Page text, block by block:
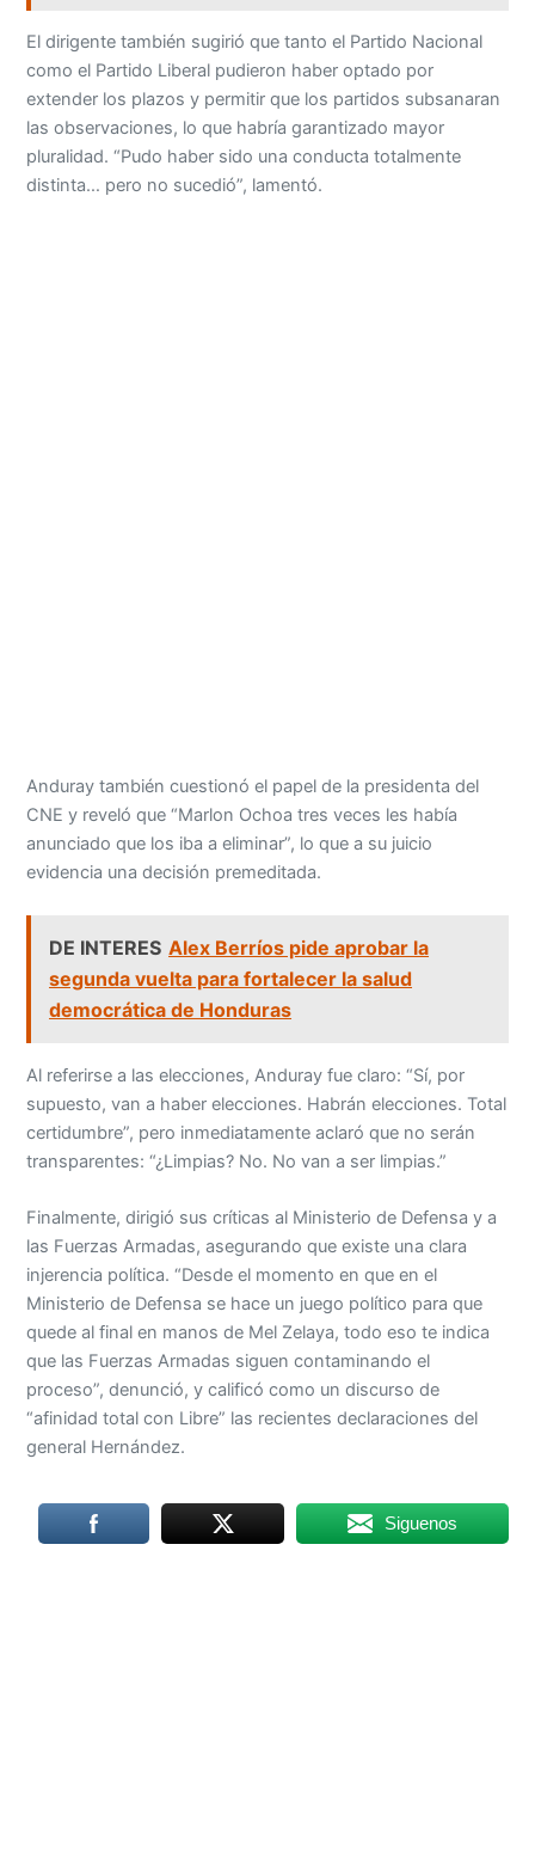
El dirigente también sugirió que tanto el Partido Nacional
como el Partido Liberal pudieron haber optado por
extender los plazos y permitir que los partidos subsanaran
las observaciones, lo que habría garantizado mayor
pluralidad. “Pudo haber sido una conducta totalmente
distinta… pero no sucedió”, lamentó.
Anduray también cuestionó el papel de la presidenta del
CNE y reveló que “Marlon Ochoa tres veces les había
anunciado que los iba a eliminar”, lo que a su juicio
evidencia una decisión premeditada.
DE INTERES Alex Berríos pide aprobar la
segunda vuelta para fortalecer la salud
democrática de Honduras
Al referirse a las elecciones, Anduray fue claro: “Sí, por
supuesto, van a haber elecciones. Habrán elecciones. Total
certidumbre”, pero inmediatamente aclaró que no serán
transparentes: “¿Limpias? No. No van a ser limpias.”
Finalmente, dirigió sus críticas al Ministerio de Defensa y a
las Fuerzas Armadas, asegurando que existe una clara
injerencia política. “Desde el momento en que en el
Ministerio de Defensa se hace un juego político para que
quede al final en manos de Mel Zelaya, todo eso te indica
que las Fuerzas Armadas siguen contaminando el
proceso”, denunció, y calificó como un discurso de
“afinidad total con Libre” las recientes declaraciones del
general Hernández.
Siguenos